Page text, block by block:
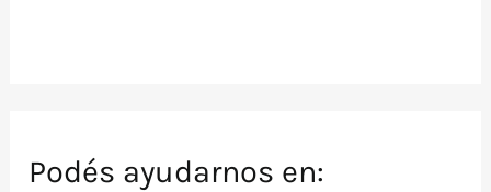
Podés ayudarnos en: